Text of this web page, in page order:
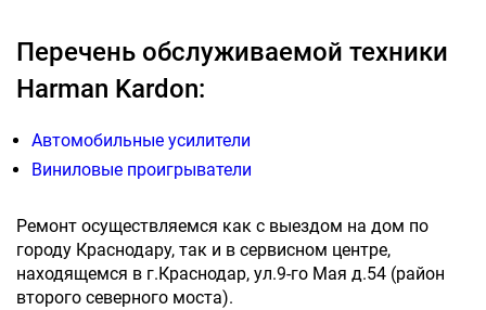
Перечень обслуживаемой техники
Harman Kardon:
Автомобильные усилители
Виниловые проигрыватели
Ремонт осуществляемся как с выездом на дом по
городу Краснодару, так и в сервисном центре,
находящемся в г.Краснодар, ул.9-го Мая д.54 (район
второго северного моста).